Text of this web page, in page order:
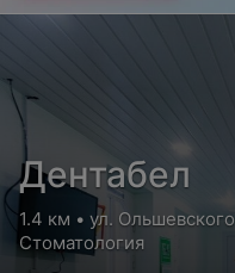
Дентабел
1.4 км • ул. Ольшевского
Стоматология